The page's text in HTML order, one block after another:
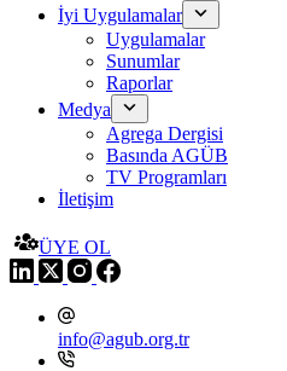
İyi Uygulamalar
Uygulamalar
Sunumlar
Raporlar
Medya
Agrega Dergisi
Basında AGÜB
TV Programları
İletişim
ÜYE OL
info@agub.org.tr